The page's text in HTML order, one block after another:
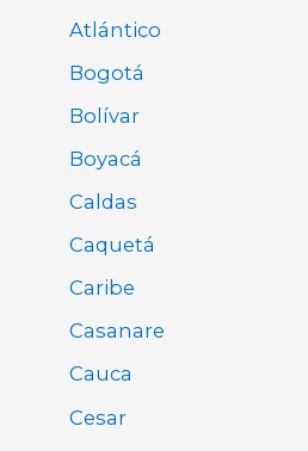
Atlántico
Bogotá
Bolívar
Boyacá
Caldas
Caquetá
Caribe
Casanare
Cauca
Cesar